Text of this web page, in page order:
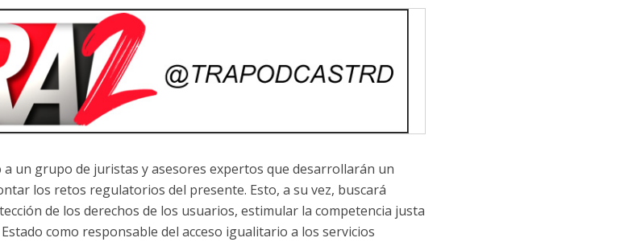
un grupo de juristas y asesores expertos que desarrollarán un
los retos regulatorios del presente. Esto, a su vez, buscará
de los derechos de los usuarios, estimular la competencia justa
como responsable del acceso igualitario a los servicios